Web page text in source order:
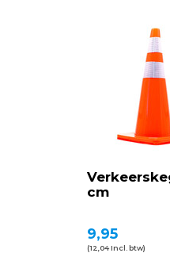
cm
9,95
(12,04 Incl. btw)